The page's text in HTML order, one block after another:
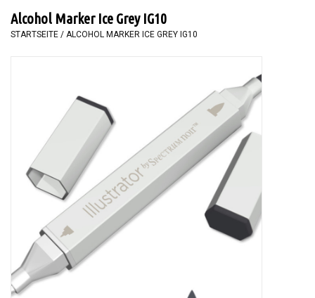
MALEN
WORKSHOPS
SPECIALS
WERKZEUGE
Alcohol Marker Ice Grey IG10
STARTSEITE / ALCOHOL MARKER ICE GREY IG10